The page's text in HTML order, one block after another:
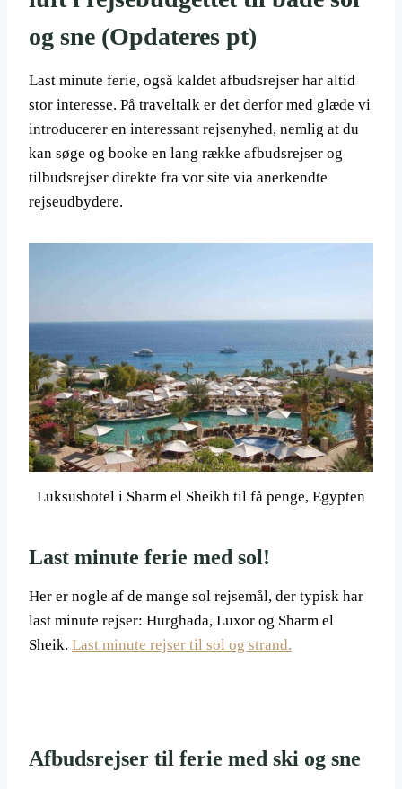
og sne (Opdateres pt)
Last minute ferie, også kaldet afbudsrejser har altid
stor interesse. På traveltalk er det derfor med glæde vi
introducerer en interessant rejsenyhed, nemlig at du
kan søge og booke en lang række afbudsrejser og
tilbudsrejser direkte fra vor site via anerkendte
rejseudbydere.
Luksushotel i Sharm el Sheikh til få penge, Egypten
Last minute ferie med sol!
Her er nogle af de mange sol rejsemål, der typisk har
last minute rejser: Hurghada, Luxor og Sharm el
Sheik. Last minute rejser til sol og strand.
Afbudsrejser til ferie med ski og sne